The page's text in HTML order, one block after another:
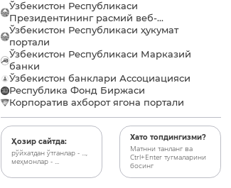
Ўзбекистон Республикаси
Президентининг расмий веб-...
Ўзбекистон Республикаси ҳукумат
портали
Ўзбекистон Республикаси Марказий
банки
Ўзбекистон банклари Ассоциацияси
Республика Фонд Биржаси
Корпоратив ахборот ягона портали
Ҳозир сайтда:
рўйхатдан ўтганлар - ...,
меҳмонлар - ...
Хато топдингизми?
Матнни танланг ва
Ctrl+Enter тугмаларини
босинг